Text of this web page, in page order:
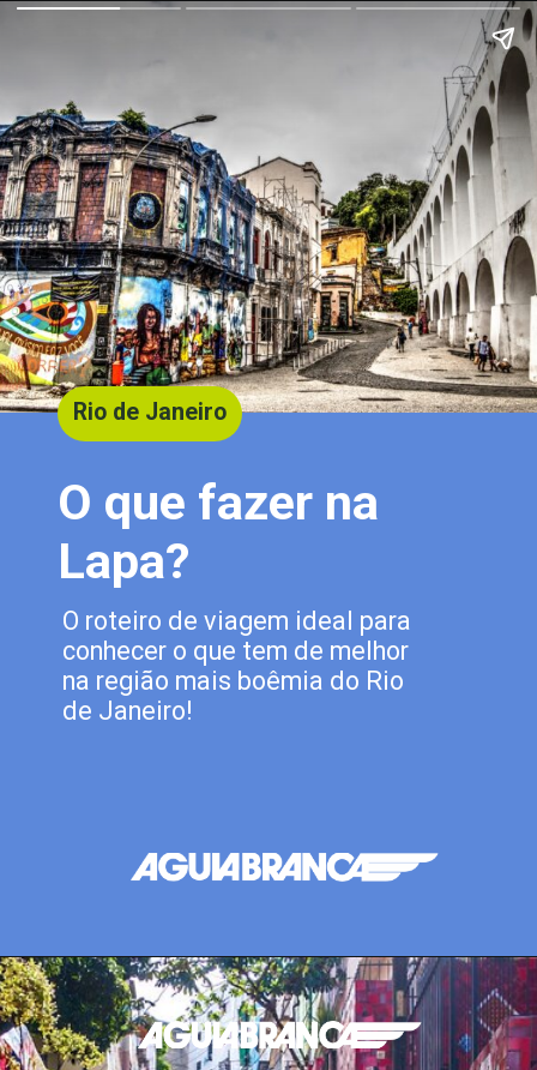
Rio de Janeiro
O que fazer na
Lapa?
O roteiro de viagem ideal para
conhecer o que tem de melhor
na região mais boêmia do Rio
de Janeiro!